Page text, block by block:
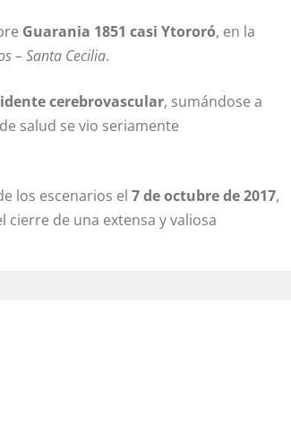
Guarania 1851 casi Ytororó, en la
– Santa Cecilia.
cerebrovascular, sumándose a
salud se vio seriamente
los escenarios el 7 de octubre de 2017,
cierre de una extensa y valiosa